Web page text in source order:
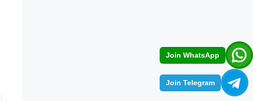
Join WhatsApp
Join Telegram